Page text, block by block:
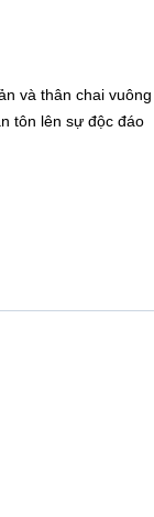
và thân chai vuông
tôn lên sự độc đáo